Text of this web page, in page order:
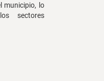
municipio, lo
sectores